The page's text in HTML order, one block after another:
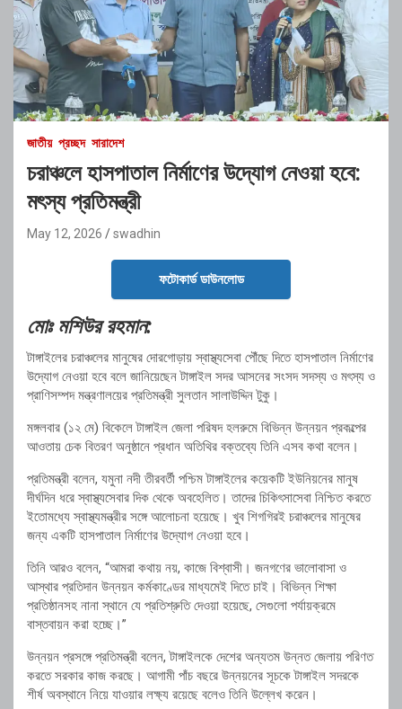
জাতীয় প্রচ্ছদ সারাদেশ
চরাঞ্চলে হাসপাতাল নির্মাণের উদ্যোগ নেওয়া হবে:
মৎস্য প্রতিমন্ত্রী
May 12, 2026 swadhin
ফটোকার্ড ডাউনলোড
মোঃ মশিউর রহমান:
টাঙ্গাইলের চরাঞ্চলের মানুষের দোরগোড়ায় স্বাস্থ্যসেবা পৌঁছে দিতে হাসপাতাল নির্মাণের
উদ্যোগ নেওয়া হবে বলে জানিয়েছেন টাঙ্গাইল সদর আসনের সংসদ সদস্য ও মৎস্য ও
প্রাণিসম্পদ মন্ত্রণালয়ের প্রতিমন্ত্রী সুলতান সালাউদ্দিন টুকু ।
মঙ্গলবার (১২ মে) বিকেলে টাঙ্গাইল জেলা পরিষদ হলরুমে বিভিন্ন উন্নয়ন প্রকল্পের
আওতায় চেক বিতরণ অনুষ্ঠানে প্রধান অতিথির বক্তব্যে তিনি এসব কথা বলেন।
প্রতিমন্ত্রী বলেন, যমুনা নদী তীরবর্তী পশ্চিম টাঙ্গাইলের কয়েকটি ইউনিয়নের মানুষ
দীর্ঘদিন ধরে স্বাস্থ্যসেবার দিক থেকে অবহেলিত। তাদের চিকিৎসাসেবা নিশ্চিত করতে
ইতোমধ্যে স্বাস্থ্যমন্ত্রীর সঙ্গে আলোচনা হয়েছে। খুব শিগগিরই চরাঞ্চলের মানুষের
জন্য একটি হাসপাতাল নির্মাণের উদ্যোগ নেওয়া হবে।
তিনি আরও বলেন, “আমরা কথায় নয়, কাজে বিশ্বাসী। জনগণের ভালোবাসা ও
আস্থার প্রতিদান উন্নয়ন কর্মকাণ্ডের মাধ্যমেই দিতে চাই। বিভিন্ন শিক্ষা
প্রতিষ্ঠানসহ নানা স্থানে যে প্রতিশ্রুতি দেওয়া হয়েছে, সেগুলো পর্যায়ক্রমে
বাস্তবায়ন করা হচ্ছে।”
উন্নয়ন প্রসঙ্গে প্রতিমন্ত্রী বলেন, টাঙ্গাইলকে দেশের অন্যতম উন্নত জেলায় পরিণত
করতে সরকার কাজ করছে। আগামী পাঁচ বছরে উন্নয়নের সূচকে টাঙ্গাইল সদরকে
শীর্ষ অবস্থানে নিয়ে যাওয়ার লক্ষ্য রয়েছে বলেও তিনি উল্লেখ করেন।